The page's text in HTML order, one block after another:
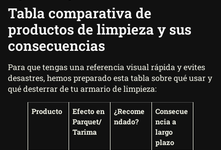
Tabla comparativa de
productos de limpieza y sus
consecuencias
Para que tengas una referencia visual rápida y evites
desastres, hemos preparado esta tabla sobre qué usar y
qué desterrar de tu armario de limpieza:
Producto
Efecto en
Parquet/
Tarima
¿Recome
ndado?
Consecue
ncia a
largo
plazo